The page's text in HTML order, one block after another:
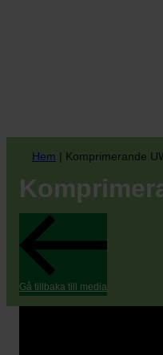
Hem | Komprimerande
Gå tillbaka till media